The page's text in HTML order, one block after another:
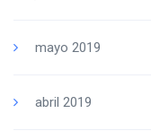
mayo 2019
abril 2019